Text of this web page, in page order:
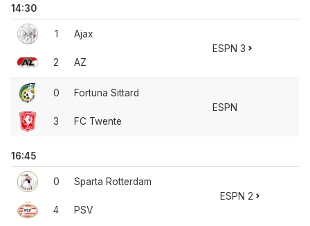
14:30
1
2
Ajax
AZ
ESPN 3
0
3
Fortuna Sittard
FC Twente
ESPN
16:45
0
4
Sparta Rotterdam
PSV
ESPN 2